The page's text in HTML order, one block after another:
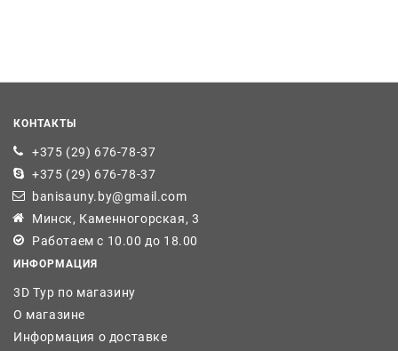
КОНТАКТЫ
+375 (29) 676-78-37
+375 (29) 676-78-37
banisauny.by@gmail.com
Минск, Каменногорская, 3
Работаем с 10.00 до 18.00
ИНФОРМАЦИЯ
3D Тур по магазину
О магазине
Информация о доставке